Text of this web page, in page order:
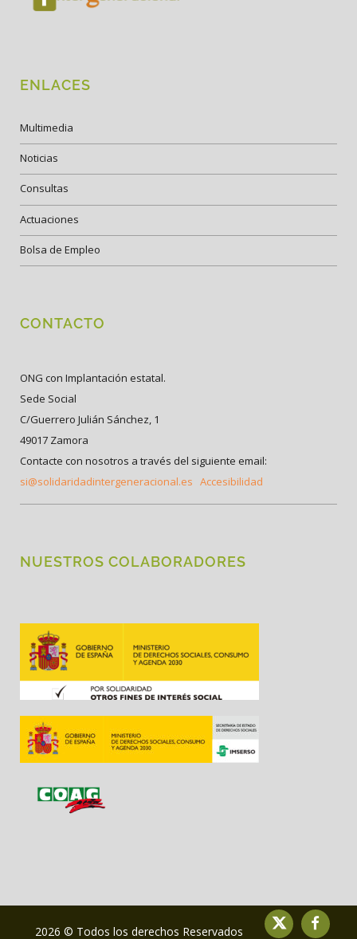
ENLACES
Multimedia
Noticias
Consultas
Actuaciones
Bolsa de Empleo
CONTACTO
ONG con Implantación estatal.
Sede Social
C/Guerrero Julián Sánchez, 1
49017 Zamora
Contacte con nosotros a través del siguiente email:
si@solidaridadintergeneracional.es Accesibilidad
NUESTROS COLABORADORES
2026 © Todos los derechos Reservados